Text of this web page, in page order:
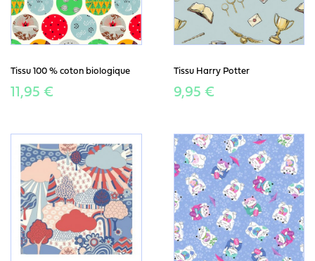
Tissu 100 % coton biologique
11,95 €
Tissu Harry Potter
9,95 €